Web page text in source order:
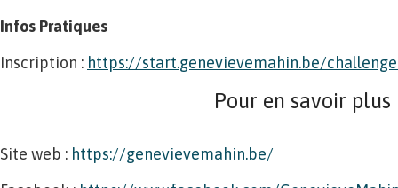
Infos Pratiques
Inscription : https://start.genevievemahin.be/
Pour en savoir plus
Site web : https://genevievemahin.be/